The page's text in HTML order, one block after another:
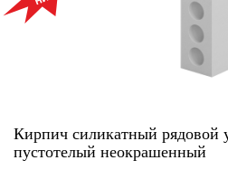
Кирпич силикатный рядовой
пустотелый неокрашенный